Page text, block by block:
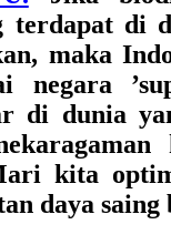
terdapat di
maka
negara
di dunia
kita
daya saing